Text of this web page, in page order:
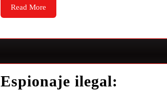
Read More
Espionaje ilegal: